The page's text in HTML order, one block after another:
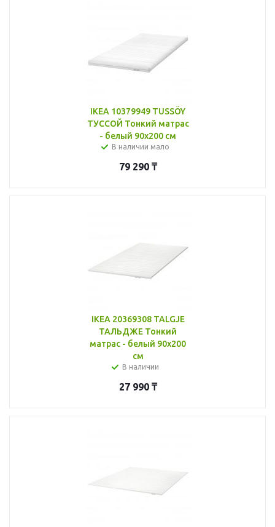
IKEA 10379949 TUSSÖY
ТУССОЙ Тонкий матрас
- белый 90x200 см
В наличии мало
79 290₸
IKEA 20369308 TALGJE
ТАЛЬДЖЕ Тонкий
матрас - белый 90x200
см
В наличии
27 990₸